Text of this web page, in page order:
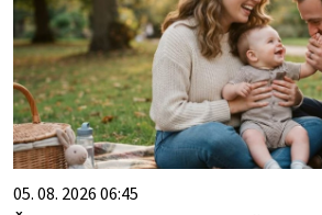
05. 08. 2026 06:45